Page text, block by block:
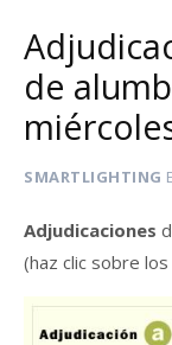
de
SMARTLIGHTING
Adjudicaciones
(haz clic sobre